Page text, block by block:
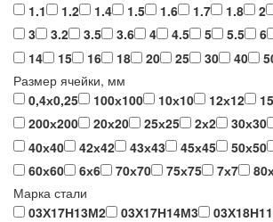
1.1
1.2 1.4 1.5 1.6 1.7 1.8 2
3
3.2 3.5 3.6 4 4.5 5 5.5 6
14
15 16 18 20 25 30 40
Размер ячейки, мм
0,4х0,25
100х100 10х10 12х12
200х200
20х20 25х25 2х2 30х30
40х40
42х42 43х43 45х45 50х50
60х60
6х6 70х70 75х75 7х7
Марка стали
03Х17Н13М2
03Х17Н14М3 03Х18Н11